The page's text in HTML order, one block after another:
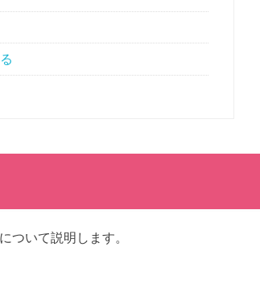
ついて説明します。